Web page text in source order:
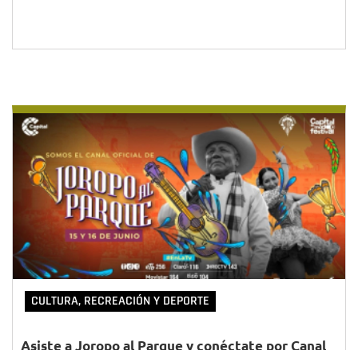
CULTURA, RECREACIÓN Y DEPORTE
Asiste a Joropo al Parque y conéctate por Canal